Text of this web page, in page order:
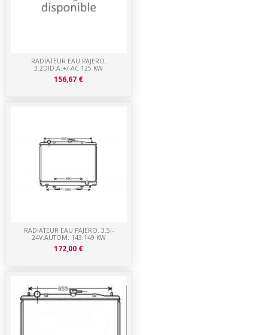
RADIATEUR EAU PAJERO. 3.5I-
24V.AUTOM. 143.149 KW
172,00 €
RADIATEUR EAU PAJERO.
3.2DID.A.+/-AC 125 KW
156,67 €